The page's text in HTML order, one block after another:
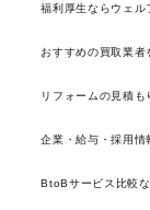
福利厚生ならウェル
おすすめの買取業者
リフォームの見積
企業・給与・採用情
BtoBサービス比較